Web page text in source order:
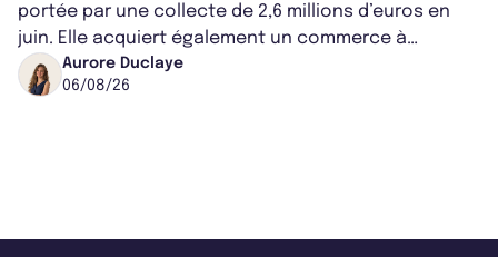
portée par une collecte de 2,6 millions d’euros en
juin. Elle acquiert également un commerce à
Worcester, place une plateforme logisti...
Aurore Duclaye
06/08/26